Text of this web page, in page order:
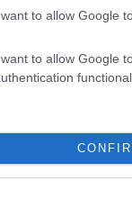
to allow Google
to allow Google
il modo
l’ingresso
fino a 30